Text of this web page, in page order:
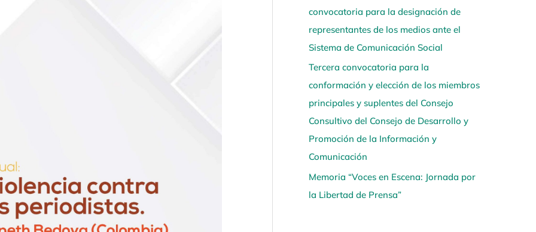
convocatoria para la designación de
representantes de los medios ante el
Sistema de Comunicación Social
Tercera convocatoria para la
conformación y elección de los miembros
principales y suplentes del Consejo
Consultivo del Consejo de Desarrollo y
Promoción de la Información y
Comunicación
Memoria “Voces en Escena: Jornada por
la Libertad de Prensa”